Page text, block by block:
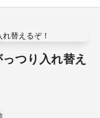
つり入れ替え